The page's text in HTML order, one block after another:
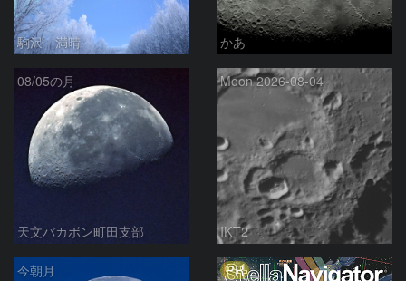
駒沢 満晴 かあ
08/05の月
天文バカボン町田支部
Moon 2026-08-04
IKT2
今朝月 PR